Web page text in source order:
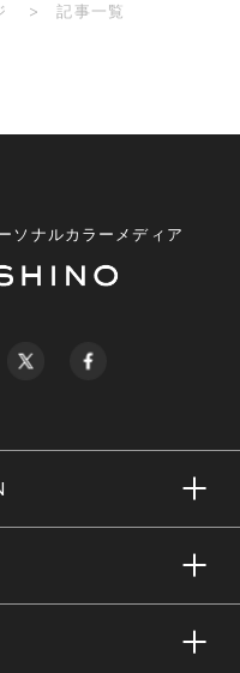
記事一覧
ソナルカラーメディア